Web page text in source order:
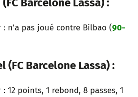
Barcelone Lassa) :
: n’a pas joué contre Bilbao (90-
(FC Barcelone Lassa) :
12 points, 1 rebond, 8 passes, 1